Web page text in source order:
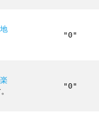
"0"
"0"